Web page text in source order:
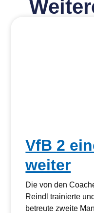
VfB 2
weiter
Die von den
Reindl trainierte
betreute zweite